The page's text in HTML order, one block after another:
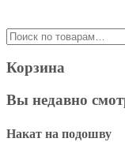
Искать:
Корзина
Вы недавно
Накат на подошву